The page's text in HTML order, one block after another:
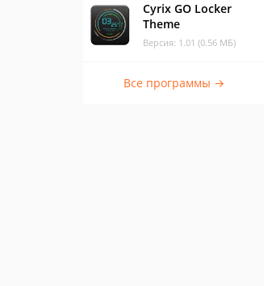
Cyrix GO Locker
Theme
Версия: 1.01 (0.56 МБ)
Все программы →